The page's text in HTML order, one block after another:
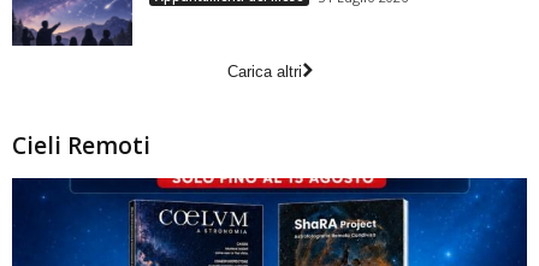
Carica altri
Cieli Remoti